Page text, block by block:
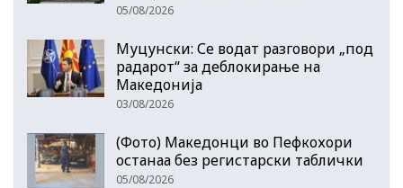
05/08/2026
Муцунски: Се водат разговори „под
радарот“ за деблокирање на
Македонија
03/08/2026
(Фото) Македонци во Пефкохори
останаа без регистарски таблички
05/08/2026